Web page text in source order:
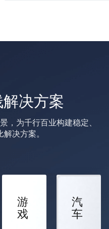
决方案
，为千行百业构建稳定、
决方案。
游
戏
汽
车